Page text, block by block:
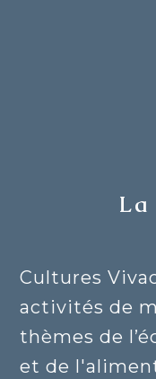
Cultures
activités de
thèmes de
et de